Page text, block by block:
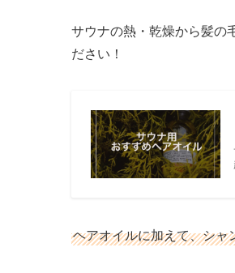
サウナの熱・乾燥から髪の
ださい！
ヘアオイルに加えて、シ